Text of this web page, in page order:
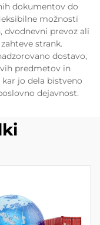
dokumentov do
možnosti
dvodnevni prevoz ali
strank.
dostavo,
predmetov in
jo dela bistveno
dejavnost.